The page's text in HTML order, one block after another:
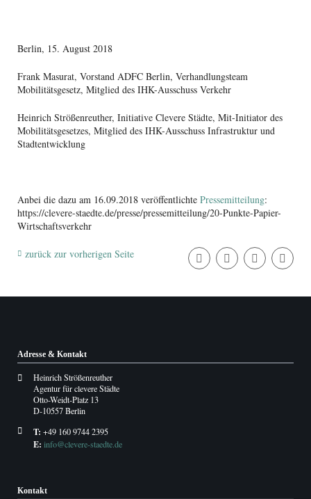
Berlin, 15. August 2018
Frank Masurat, Vorstand ADFC Berlin, Verhandlungsteam
Mobilitätsgesetz, Mitglied des IHK-Ausschuss Verkehr
Heinrich Strößenreuther, Initiative Clevere Städte, Mit-Initiator des
Mobilitätsgesetzes, Mitglied des IHK-Ausschuss Infrastruktur und
Stadtentwicklung
Anbei die dazu am 16.09.2018 veröffentlichte Pressemitteilung:
https://clevere-staedte.de/presse/pressemitteilung/20-Punkte-Papier-
Wirtschaftsverkehr
zurück zur vorherigen Seite
Adresse & Kontakt
Heinrich Strößenreuther
Agentur für clevere Städte
Otto-Weidt-Platz 13
D-10557 Berlin
T: +49 160 9744 2395
E: info@clevere-staedte.de
Kontakt